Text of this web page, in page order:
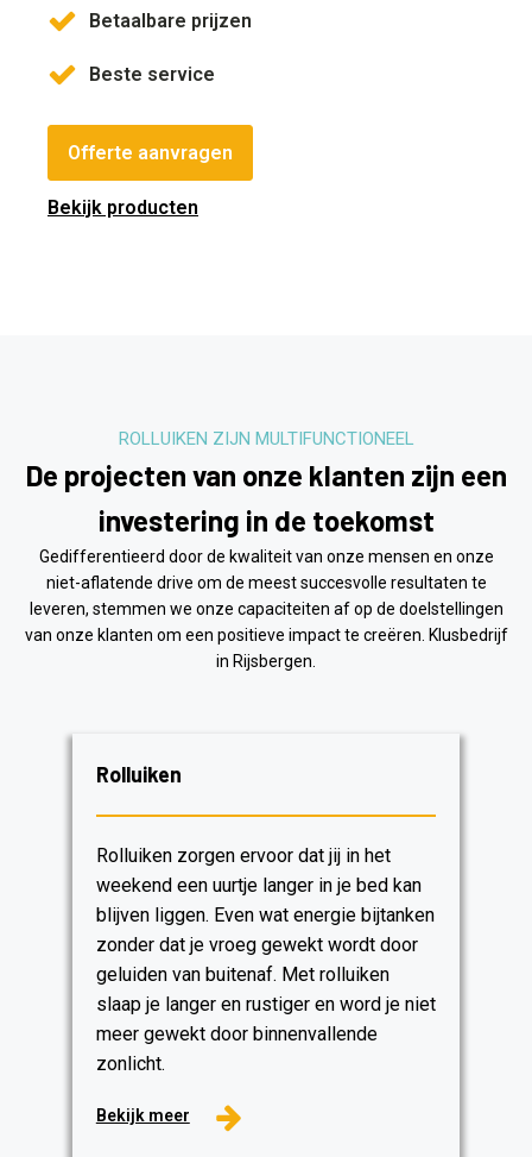
Betaalbare prijzen
Beste service
Offerte aanvragen
Bekijk producten
ROLLUIKEN ZIJN MULTIFUNCTIONEEL
De projecten van onze klanten zijn een
investering in de toekomst
Gedifferentieerd door de kwaliteit van onze mensen en onze
niet-aflatende drive om de meest succesvolle resultaten te
leveren, stemmen we onze capaciteiten af ​​op de doelstellingen
van onze klanten om een ​​positieve impact te creëren. Klusbedrijf
in Rijsbergen.
Rolluiken
Rolluiken zorgen ervoor dat jij in het
weekend een uurtje langer in je bed kan
blijven liggen. Even wat energie bijtanken
zonder dat je vroeg gewekt wordt door
geluiden van buitenaf. Met rolluiken
slaap je langer en rustiger en word je niet
meer gewekt door binnenvallende
zonlicht.
Bekijk meer